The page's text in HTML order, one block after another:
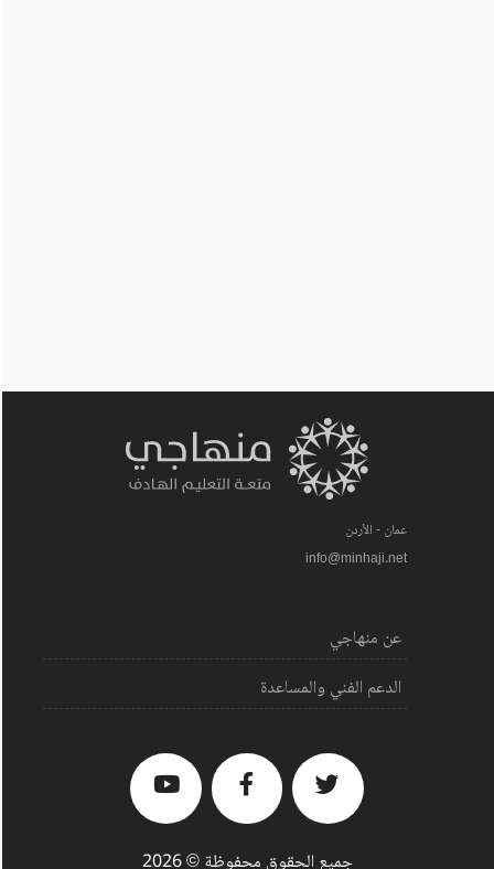
عمان - الأردن
info@minhaji.net
عن منهاجي
الدعم الفني والمساعدة
جميع الحقوق محفوظة © 2026